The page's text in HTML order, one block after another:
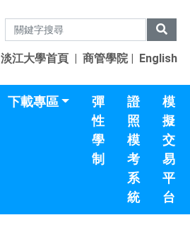
淡江大學首頁 | 商管學院| English
下載專區
彈
性
學
制
證
照
模
考
系
統
模
擬
交
易
平
台